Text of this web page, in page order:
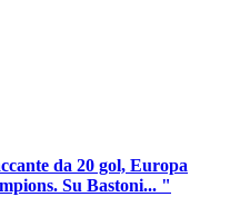
da 20 gol, Europa
Su Bastoni... "